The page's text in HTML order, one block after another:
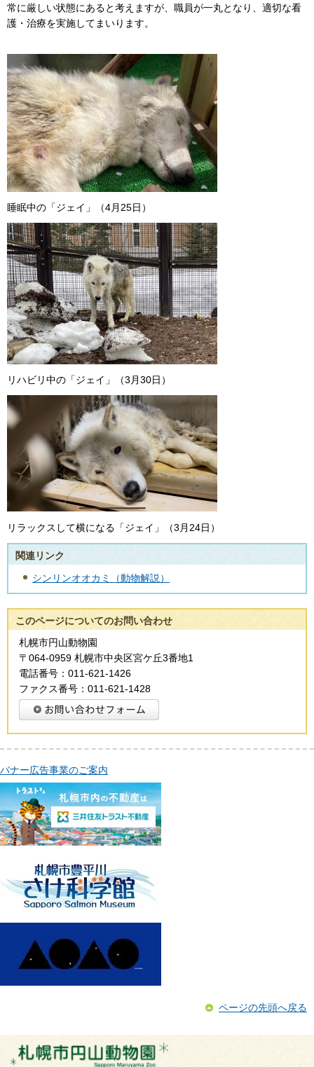
常に厳しい状態にあると考えますが、職員が一丸となり、適切な看
護・治療を実施してまいります。
睡眠中の「ジェイ」（4月25日）
リハビリ中の「ジェイ」（3月30日）
リラックスして横になる「ジェイ」（3月24日）
関連リンク
シンリンオオカミ（動物解説）
このページについてのお問い合わせ
札幌市円山動物園
〒064-0959 札幌市中央区宮ケ丘3番地1
電話番号：011-621-1426
ファクス番号：011-621-1428
バナー広告事業のご案内
ページの先頭へ戻る